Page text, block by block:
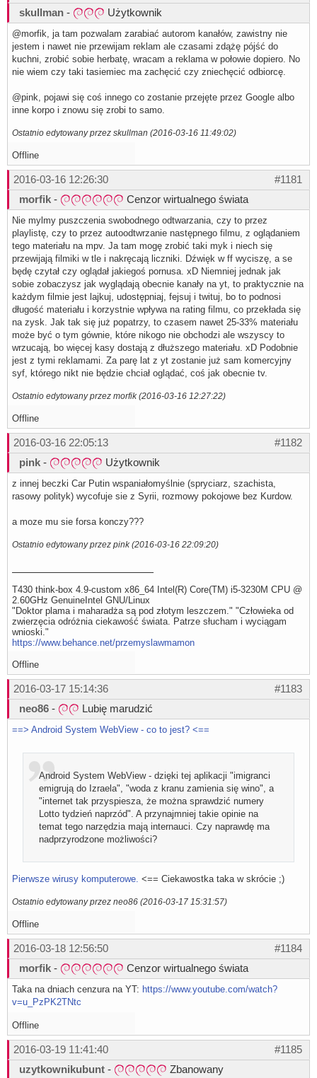
skullman - Użytkownik
@morfik, ja tam pozwalam zarabiać autorom kanałów, zawistny nie
jestem i nawet nie przewijam reklam ale czasami zdążę pójść do
kuchni, zrobić sobie herbatę, wracam a reklama w połowie dopiero. No
nie wiem czy taki tasiemiec ma zachęcić czy zniechęcić odbiorcę.
@pink, pojawi się coś innego co zostanie przejęte przez Google albo
inne korpo i znowu się zrobi to samo.
Ostatnio edytowany przez skullman (2016-03-16 11:49:02)
Offline
#1181
2016-03-16 12:26:30
morfik - Cenzor wirtualnego świata
Nie mylmy puszczenia swobodnego odtwarzania, czy to przez
playlistę, czy to przez autoodtwrzanie następnego filmu, z oglądaniem
tego materiału na mpv. Ja tam mogę zrobić taki myk i niech się
przewijają filmiki w tle i nakręcają liczniki. Dźwięk w ff wyciszę, a se
będę czytał czy oglądał jakiegoś pornusa. xD Niemniej jednak jak
sobie zobaczysz jak wyglądają obecnie kanały na yt, to praktycznie na
każdym filmie jest lajkuj, udostępniaj, fejsuj i twituj, bo to podnosi
długość materiału i korzystnie wpływa na rating filmu, co przekłada się
na zysk. Jak tak się już popatrzy, to czasem nawet 25-33% materiału
może być o tym gównie, które nikogo nie obchodzi ale wszyscy to
wrzucają, bo więcej kasy dostają z dłuższego materiału. xD Podobnie
jest z tymi reklamami. Za parę lat z yt zostanie już sam komercyjny
syf, którego nikt nie będzie chciał oglądać, coś jak obecnie tv.
Ostatnio edytowany przez morfik (2016-03-16 12:27:22)
Offline
#1182
2016-03-16 22:05:13
pink - Użytkownik
z innej beczki Car Putin wspaniałomyślnie (spryciarz, szachista,
rasowy polityk) wycofuje sie z Syrii, rozmowy pokojowe bez Kurdow.
a moze mu sie forsa konczy???
Ostatnio edytowany przez pink (2016-03-16 22:09:20)
T430 think-box 4.9-custom x86_64 Intel(R) Core(TM) i5-3230M CPU @
2.60GHz GenuineIntel GNU/Linux
"Doktor plama i maharadża są pod złotym leszczem." "Człowieka od
zwierzęcia odróżnia ciekawość świata. Patrze słucham i wyciągam
wnioski."
https://www.behance.net/przemyslawmamon
Offline
#1183
2016-03-17 15:14:36
neo86 - Lubię marudzić
==> Android System WebView - co to jest? <==
Android System WebView - dzięki tej aplikacji "imigranci
emigrują do Izraela", "woda z kranu zamienia się wino", a
"internet tak przyspiesza, że można sprawdzić numery
Lotto tydzień naprzód". A przynajmniej takie opinie na
temat tego narzędzia mają internauci. Czy naprawdę ma
nadprzyrodzone możliwości?
Pierwsze wirusy komputerowe. <== Ciekawostka taka w skrócie ;)
Ostatnio edytowany przez neo86 (2016-03-17 15:31:57)
Offline
#1184
2016-03-18 12:56:50
morfik - Cenzor wirtualnego świata
Taka na dniach cenzura na YT: https://www.youtube.com/watch?
v=u_PzPK2TNtc
Offline
#1185
2016-03-19 11:41:40
uzytkownikubunt - Zbanowany